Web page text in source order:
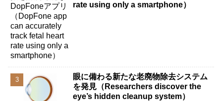
rate using only a smartphone）
眼に備わる新たな老廃物除去システム
を発見（Researchers discover the
eye’s hidden cleanup system）